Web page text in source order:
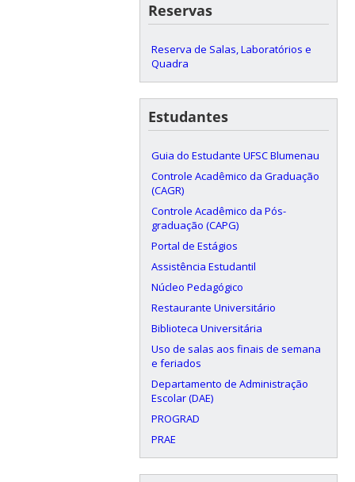
Reservas
Reserva de Salas, Laboratórios e
Quadra
Estudantes
Guia do Estudante UFSC Blumenau
Controle Acadêmico da Graduação
(CAGR)
Controle Acadêmico da Pós-
graduação (CAPG)
Portal de Estágios
Assistência Estudantil
Núcleo Pedagógico
Restaurante Universitário
Biblioteca Universitária
Uso de salas aos finais de semana
e feriados
Departamento de Administração
Escolar (DAE)
PROGRAD
PRAE